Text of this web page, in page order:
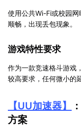
使用公共Wi-Fi或校园
顺畅，出现丢包现象。
游戏特性要求
作为一款竞速格斗游戏
较高要求，任何微小的
【UU加速器】
方案